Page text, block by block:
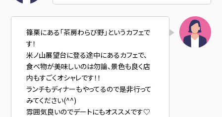
篠栗にある「茶房わらび野」というカフェで
す！
米ノ山展望台に登る途中にあるカフェで、
食べ物が美味しいのは勿論、景色も良く店
内もすごくオシャレです！！
ランチもディナーもやってるので是非行って
みてください(^^)
雰囲気良いのでデートにもオススメです♡